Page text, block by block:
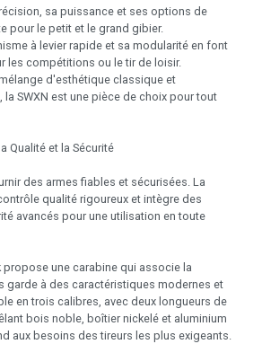
sa puissance et ses options de
pour le petit et le grand gibier.
à levier rapide et sa modularité en font
les compétitions ou le tir de loisir.
d'esthétique classique et
SWXN est une pièce de choix pour tout
Qualité et la Sécurité
des armes fiables et sécurisées. La
qualité rigoureux et intègre des
avancés pour une utilisation en toute
propose une carabine qui associe la
garde à des caractéristiques modernes et
en trois calibres, avec deux longueurs de
bois noble, boîtier nickelé et aluminium
aux besoins des tireurs les plus exigeants.